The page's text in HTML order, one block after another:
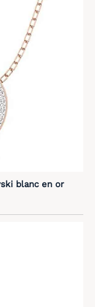
blanc en or